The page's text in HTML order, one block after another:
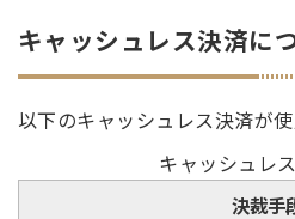
キャッシュレス決済に
以下のキャッシュレス決済が使
キャッシュレ
決裁手